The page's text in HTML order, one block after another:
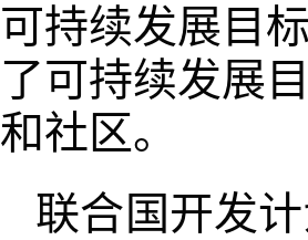
可持续发展目
了可持续发展
和社区。
联合国开发